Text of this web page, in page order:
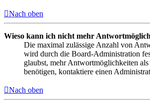
Nach oben
Wieso kann ich nicht mehr
Die maximal zulässige Anzahl von
wird durch die Board-Administration
glaubst, mehr Antwortmöglichkeiten als
benötigen, kontaktiere einen
Nach oben